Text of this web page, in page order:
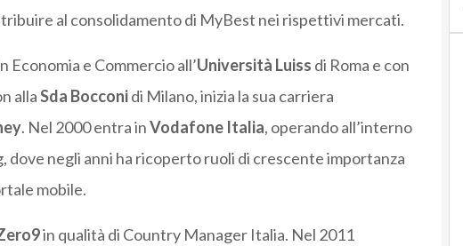
al consolidamento di MyBest nei rispettivi mercati.
Economia e Commercio all’Università Luiss di Roma e con
allaSda Bocconidi Milano, inizia la sua carriera
. Nel 2000 entra inVodafone Italia, operando all’interno
dove negli anni ha ricoperto ruoli di crescente importanza
mobile.
in qualità di Country Manager Italia. Nel 2011